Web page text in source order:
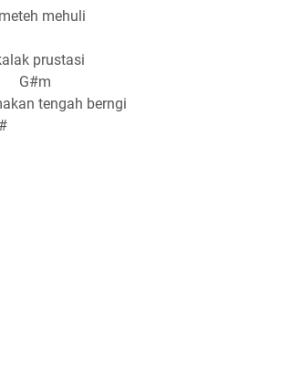
mehuli
prustasi
tengah berngi